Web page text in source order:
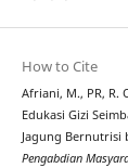
How to Cite
Afriani, M., PR, R.
Edukasi Gizi
Jagung Bernutrisi
Pengabdian